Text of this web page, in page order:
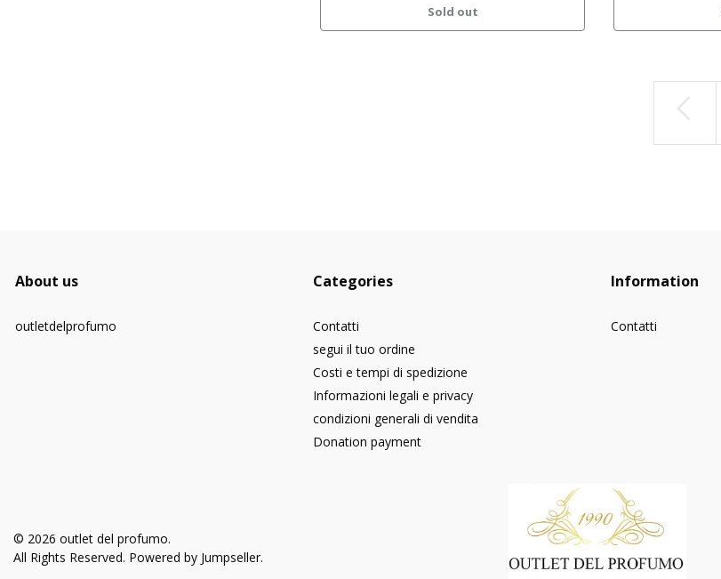
Sold out
About us
outletdelprofumo
Categories
Contatti
segui il tuo ordine
Costi e tempi di spedizione
Informazioni legali e privacy
condizioni generali di vendita
Donation payment
Information
Contatti
© 2026 outlet del profumo.
All Rights Reserved. Powered by Jumpseller.